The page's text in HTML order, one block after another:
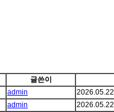
글쓴이
admin
2026.05.22
admin
2026.05.22